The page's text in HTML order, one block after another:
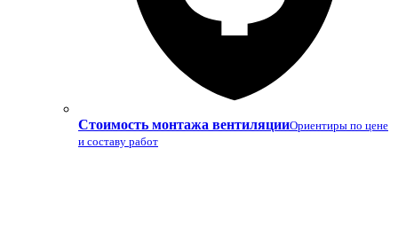
Стоимость монтажа вентиляцииОриентиры по цене
и составу работ